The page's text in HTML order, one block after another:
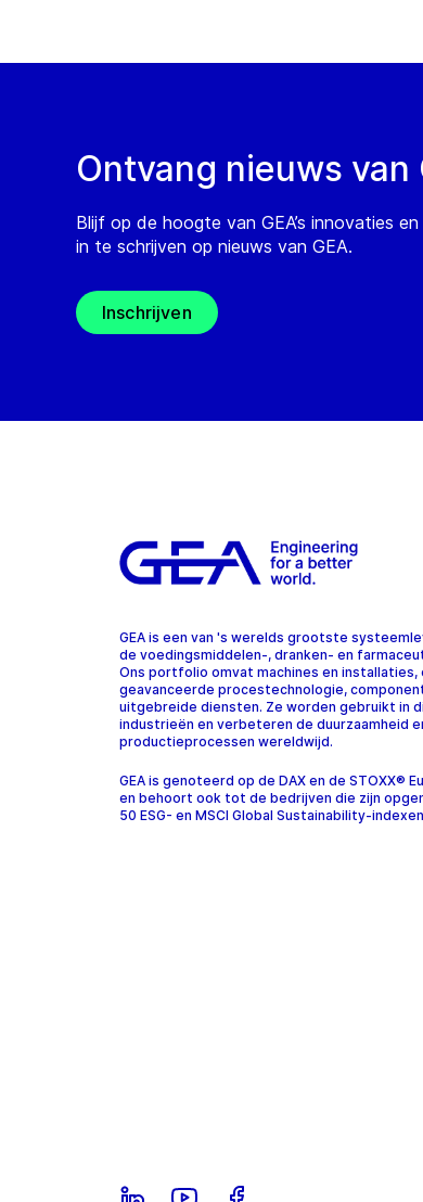
Ontvang nieuws van
Blijf op de hoogte van GEA’s innovaties
in te schrijven op nieuws van GEA.
Inschrijven
GEA is een van 's werelds grootste
de voedingsmiddelen-, dranken- en
Ons portfolio omvat machines en installaties,
geavanceerde procestechnologie,
uitgebreide diensten. Ze worden gebruikt in
industrieën en verbeteren de duurzaamheid
productieprocessen wereldwijd.
GEA is genoteerd op de DAX en de STOXX®
en behoort ook tot de bedrijven die zijn
50 ESG- en MSCI Global Sustainability-